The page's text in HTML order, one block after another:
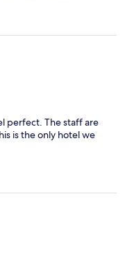
perfect. The staff are
is the only hotel we